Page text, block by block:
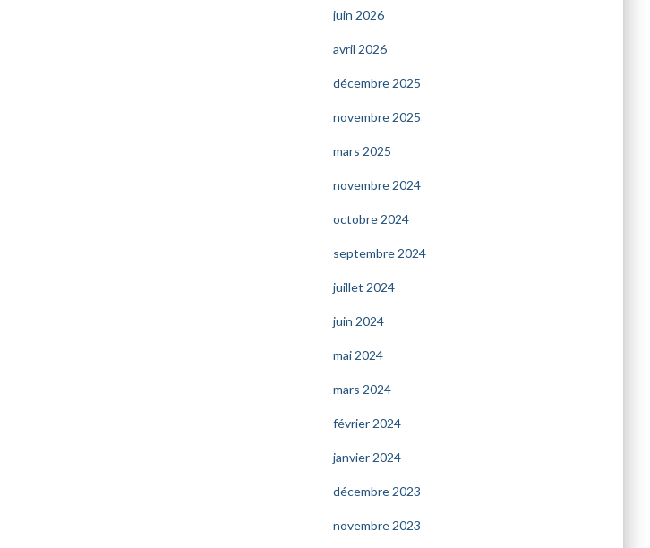
juin 2026
avril 2026
décembre 2025
novembre 2025
mars 2025
novembre 2024
octobre 2024
septembre 2024
juillet 2024
juin 2024
mai 2024
mars 2024
février 2024
janvier 2024
décembre 2023
novembre 2023